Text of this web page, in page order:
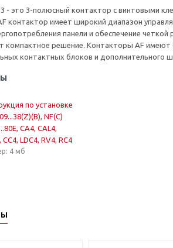
- это 3-полюсный контактор с винтовыми
контактор имеет широкий диапазон
панели и обеспечение
компактное решение. Контакторы AF
контактных блоков и дополнительного
по установке
NF(C)
CA4, CAL4,
CC4, LDC4, RV4, RC4
4 мб